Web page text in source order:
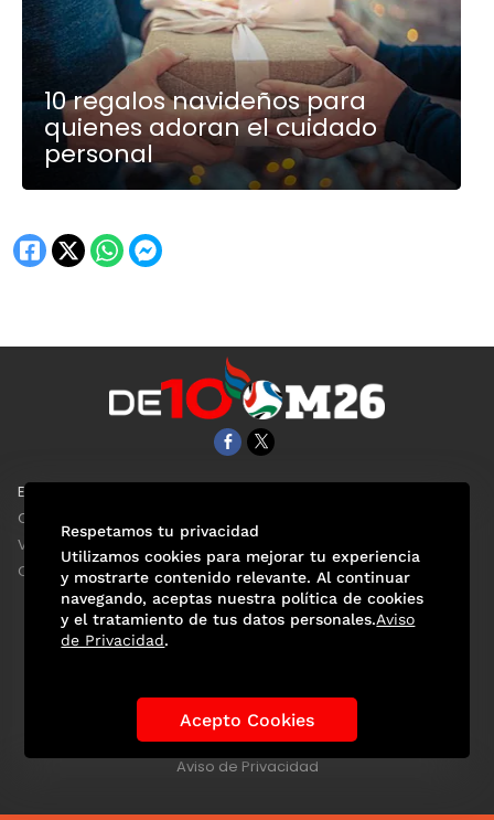
10 regalos navideños para
quienes adoran el cuidado
personal
EL UNIVERSAL
Clase
ViveUSA
Confabulario
Historia de los Mundiales Lo viral Anécdotas Mundialistas
Las Figuras Tendencias Directorio
Aviso de Privacidad
Respetamos tu privacidad
Utilizamos cookies para mejorar tu experiencia
y mostrarte contenido relevante. Al continuar
navegando, aceptas nuestra política de cookies
y el tratamiento de tus datos personales.Aviso
de Privacidad.
Acepto Cookies